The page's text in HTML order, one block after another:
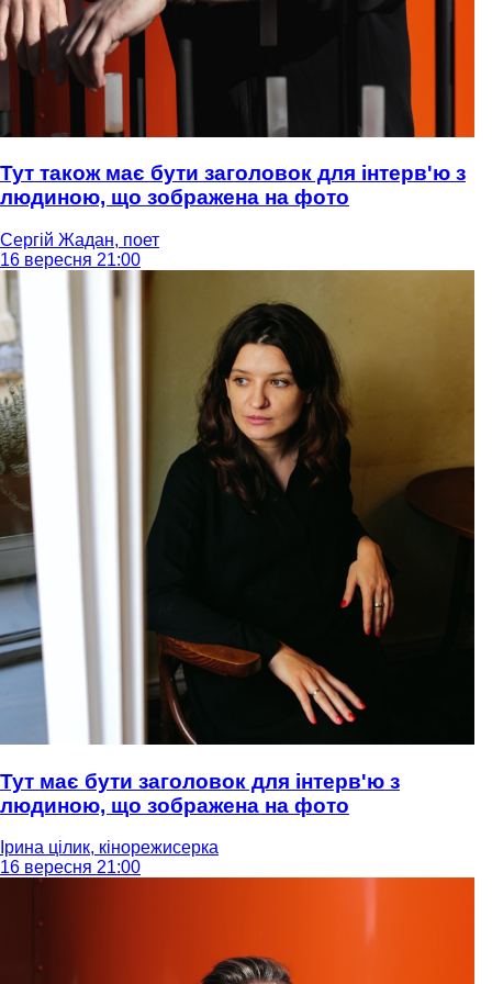
Тут також має бути заголовок для інтерв'ю з
людиною, що зображена на фото
Сергій Жадан, поет
16 вересня 21:00
Тут має бути заголовок для інтерв'ю з
людиною, що зображена на фото
Ірина цілик, кінорежисерка
16 вересня 21:00